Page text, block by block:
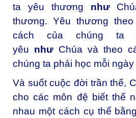
ta yêu thương như
thương. Yêu thương
cách của chúng ta
yêu như Chúa và theo
chúng ta phải học mỗi
Và suốt cuộc đời trần thế,
cho các môn đệ biết thế
nhau một cách cụ thể